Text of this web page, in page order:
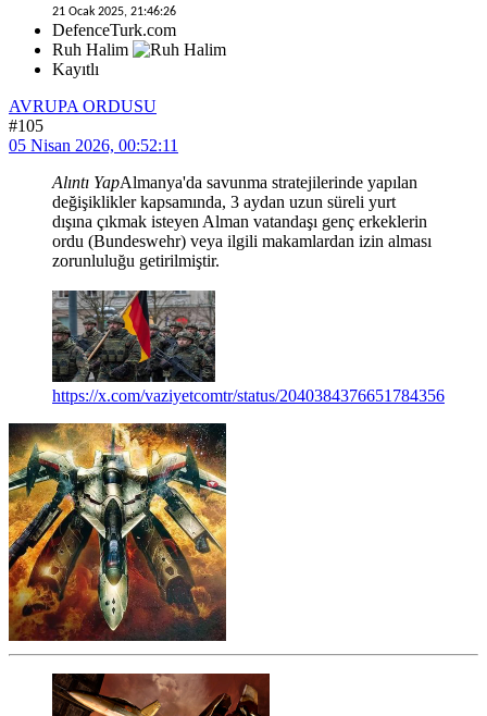
21 Ocak 2025, 21:46:26
DefenceTurk.com
Ruh Halim
Kayıtlı
AVRUPA ORDUSU
#105
05 Nisan 2026, 00:52:11
Alıntı YapAlmanya'da savunma stratejilerinde yapılan
değişiklikler kapsamında, 3 aydan uzun süreli yurt
dışına çıkmak isteyen Alman vatandaşı genç erkeklerin
ordu (Bundeswehr) veya ilgili makamlardan izin alması
zorunluluğu getirilmiştir.
https://x.com/vaziyetcomtr/status/2040384376651784356